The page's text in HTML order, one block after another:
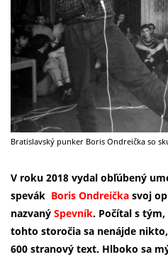
Bratislavský punker Boris Ondreička so
V roku 2018 vydal obľúbený
spevák Boris Ondreička svoj
nazvaný Spevník. Počítal s
tohto storočia sa nenájde
600 stranový text. Hlboko sa